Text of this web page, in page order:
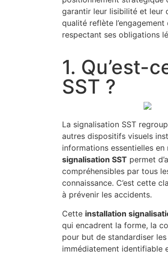
garantir leur lisibilité et leur
qualité reflète
respectant ses obligations
1. Qu’est-
SST ?
La signalisation SST
autres dispositifs visuels
informations essentielles
signalisation SST permet
compréhensibles par tous
connaissance. C’est cette
à prévenir les accidents.
Cette installation
qui encadrent la forme, la
pour but de standardiser
immédiatement identifiable